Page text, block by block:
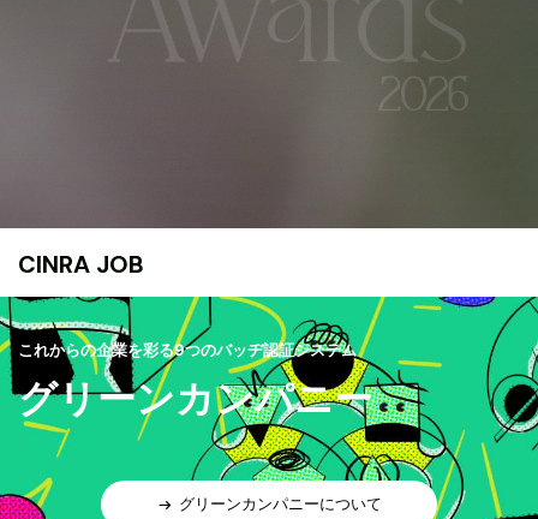
CINRA JOB
これからの企業を彩る9つのバッヂ認証システム
グリーンカンパニー
グリーンカンパニーについて